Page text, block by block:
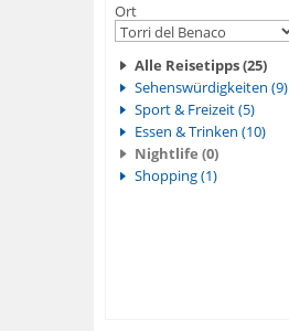
Ort
Alle Reisetipps (25)
Sehenswürdigkeiten (9)
Sport & Freizeit (5)
Essen & Trinken (10)
Nightlife (0)
Shopping (1)